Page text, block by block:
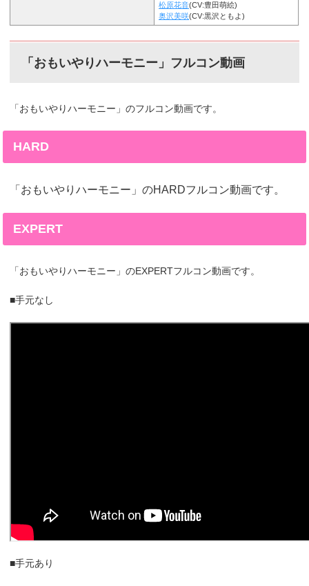
松原花音(CV:豊田萌絵)
奥沢美咲(CV:黒沢ともよ)
「おもいやりハーモニー」フルコン動画
「おもいやりハーモニー」のフルコン動画です。
HARD
「おもいやりハーモニー」のHARDフルコン動画です。
EXPERT
「おもいやりハーモニー」のEXPERTフルコン動画です。
■手元なし
■手元あり